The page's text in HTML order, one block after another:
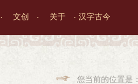
文创 关于 汉字古今
 
 您当前的位置是：